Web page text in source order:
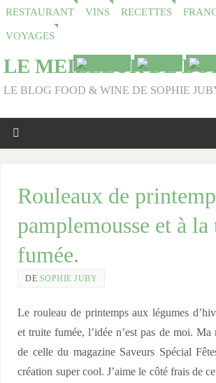
RESTAURANT VINS RECETTES
VOYAGES
LE MEILLEUR DE
LE BLOG FOOD & WINE DE SOPHIE
Rouleaux de
pamplemousse et à
fumée.
DE SOPHIE JUBY
Le rouleau de printemps aux légumes
et truite fumée, l’idée n’est pas de moi. Ma
de celle du magazine Saveurs Spécial
création super cool. J’aime le côté frais de